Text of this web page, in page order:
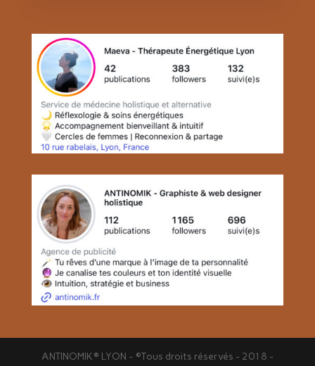
ANTINOMIK® LYON - ©Tous droits réservés - 2018 -